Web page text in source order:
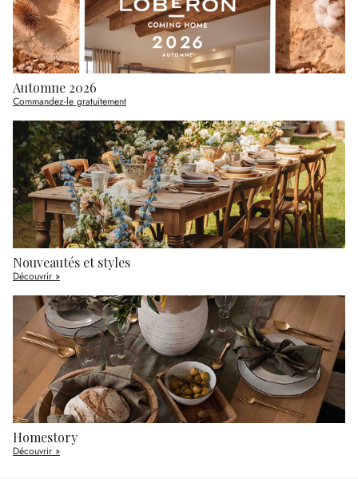
Automne 2026
Commandez-le gratuitement
Nouveautés et styles
Découvrir »
Homestory
Découvrir »